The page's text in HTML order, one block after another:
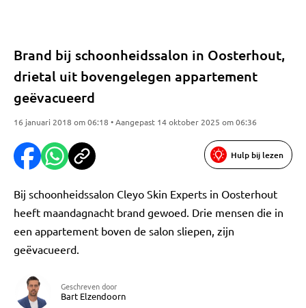
Brand bij schoonheidssalon in Oosterhout,
drietal uit bovengelegen appartement
geëvacueerd
16 januari 2018 om 06:18 • Aangepast 14 oktober 2025 om 06:36
Hulp bij lezen
Bij schoonheidssalon Cleyo Skin Experts in Oosterhout
heeft maandagnacht brand gewoed. Drie mensen die in
een appartement boven de salon sliepen, zijn
geëvacueerd.
Geschreven door
Bart Elzendoorn